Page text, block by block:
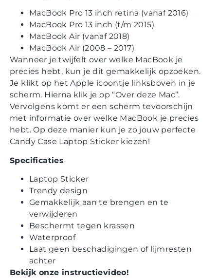
MacBook Pro 13 inch retina (vanaf 2016)
MacBook Pro 13 inch (t/m 2015)
MacBook Air (vanaf 2018)
MacBook Air (2008 – 2017)
Wanneer je twijfelt over welke MacBook je
precies hebt, kun je dit gemakkelijk opzoeken.
Je klikt op het Apple icoontje linksboven in je
scherm. Hierna klik je op “Over deze Mac”.
Vervolgens komt er een scherm tevoorschijn
met informatie over welke MacBook je precies
hebt. Op deze manier kun je zo jouw perfecte
Candy Case Laptop Sticker kiezen!
Specificaties
Laptop Sticker
Trendy design
Gemakkelijk aan te brengen en te
verwijderen
Beschermt tegen krassen
Waterproof
Laat geen beschadigingen of lijmresten
achter
Bekijk onze instructievideo!